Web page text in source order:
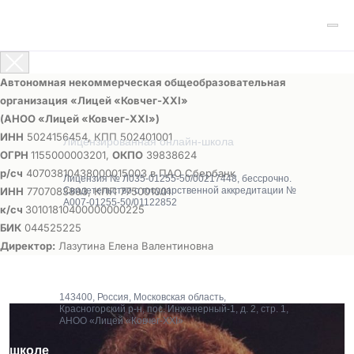
Автономная некоммерческая общеобразовательная
организация «Лицей «Ковчег-ХХI»
(АНОО «Лицей «Ковчег-ХХI»)
ИНН 5024156454, КПП 502401001
ОГРН 1155000003201, ОКПО 39838624
р/сч 40703810438000015003 в ПАО Сбербанк
ИНН 7707083893, КПП 775001001
к/сч 30101810400000000225
БИК 044525225
Директор: Лазутина Елена Валентиновна
143400, Россия, Московская область,
Красногорский р-н, пос. Инженерный-1, д. 2, стр. 1,
АНОО «Лицей «Ковчег-XXI»
Лицензированная онлайн-школа
Лицензия № Л035-01255-50/00217448, бессрочно.
Свидетельство о государственной аккредитации №
А007-01255-50/01122852
школе